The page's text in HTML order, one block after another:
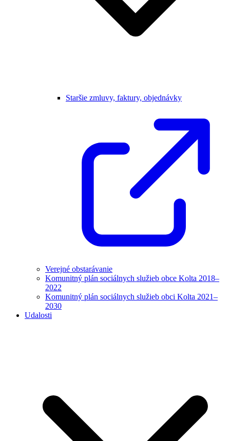
Staršie zmluvy, faktury, objednávky
Verejné obstarávanie
Komunitný plán sociálnych služieb obce Kolta 2018–
2022
Komunitný plán sociálnych služieb obci Kolta 2021–
2030
Udalosti